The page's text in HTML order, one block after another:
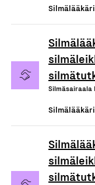
Silmäsairaala